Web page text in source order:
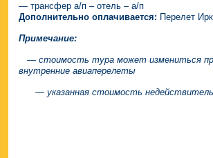
— трансфер а/п – отель – а/п
Дополнительно оплачивается: Перелет
Примечание:
— стоимость тура может измениться при
внутренние авиаперелеты
— указанная стоимость